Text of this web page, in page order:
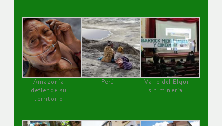
Amazonía
defiende su
territorio
Perú
Valle del Elqui
sin minería.